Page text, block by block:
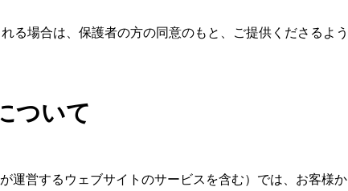
る場合は、保護者の方の同意のもと、ご提供くださるよう
ついて
運営するウェブサイトのサービスを含む）では、お客様